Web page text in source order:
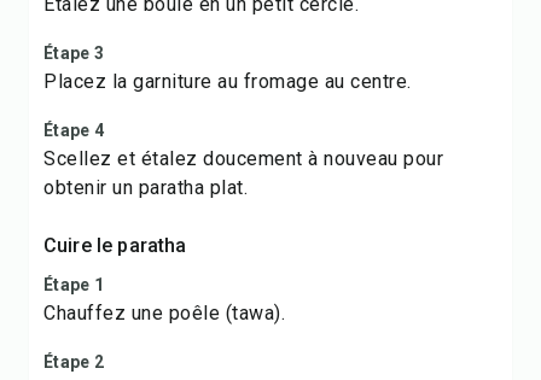
Étape 3
Placez la garniture au fromage au centre.
Étape 4
Scellez et étalez doucement à nouveau pour
obtenir un paratha plat.
Cuire le paratha
Étape 1
Chauffez une poêle (tawa).
Étape 2